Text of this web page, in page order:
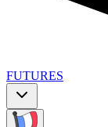
FUTURES